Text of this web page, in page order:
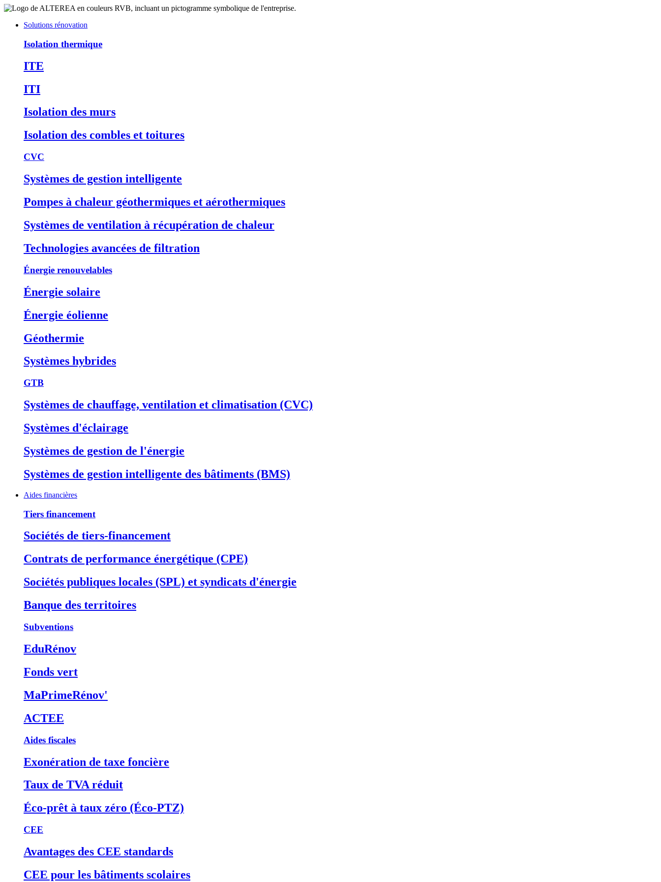
Solutions rénovation
Isolation thermique
ITE
ITI
Isolation des murs
Isolation des combles et toitures
CVC
Systèmes de gestion intelligente
Pompes à chaleur géothermiques et aérothermiques
Systèmes de ventilation à récupération de chaleur
Technologies avancées de filtration
Énergie renouvelables
Énergie solaire
Énergie éolienne
Géothermie
Systèmes hybrides
GTB
Systèmes de chauffage, ventilation et climatisation (CVC)
Systèmes d'éclairage
Systèmes de gestion de l'énergie
Systèmes de gestion intelligente des bâtiments (BMS)
Aides financières
Tiers financement
Sociétés de tiers-financement
Contrats de performance énergétique (CPE)
Sociétés publiques locales (SPL) et syndicats d'énergie
Banque des territoires
Subventions
EduRénov
Fonds vert
MaPrimeRénov'
ACTEE
Aides fiscales
Exonération de taxe foncière
Taux de TVA réduit
Éco-prêt à taux zéro (Éco-PTZ)
CEE
Avantages des CEE standards
CEE pour les bâtiments scolaires